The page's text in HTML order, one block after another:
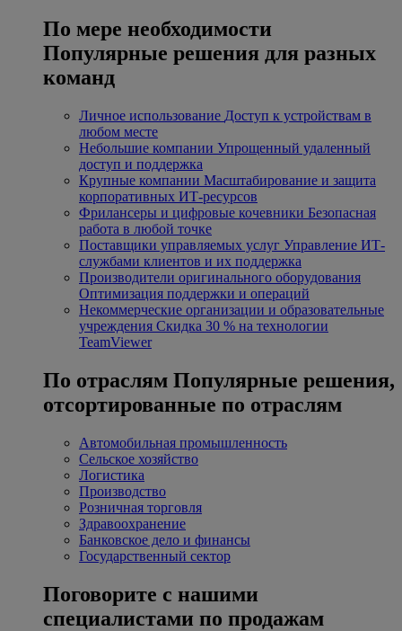
По мере необходимости
Популярные решения для разных
команд
Личное использование Доступ к устройствам в
любом месте
Небольшие компании Упрощенный удаленный
доступ и поддержка
Крупные компании Масштабирование и защита
корпоративных ИТ-ресурсов
Фрилансеры и цифровые кочевники Безопасная
работа в любой точке
Поставщики управляемых услуг Управление ИТ-
службами клиентов и их поддержка
Производители оригинального оборудования
Оптимизация поддержки и операций
Некоммерческие организации и образовательные
учреждения Скидка 30 % на технологии
TeamViewer
По отраслям Популярные решения,
отсортированные по отраслям
Автомобильная промышленность
Сельское хозяйство
Логистика
Производство
Розничная торговля
Здравоохранение
Банковское дело и финансы
Государственный сектор
Поговорите с нашими
специалистами по продажам